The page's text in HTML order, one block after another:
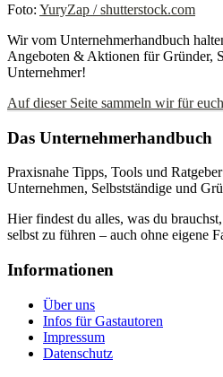
Foto: YuryZap / shutterstock.com
Wir vom Unternehmerhandbuch
Angeboten & Aktionen für Gründer,
Unternehmer!
Auf dieser Seite sammeln wir für
Das Unternehmerhandbuch
Praxisnahe Tipps, Tools und
Unternehmen, Selbstständige und
Hier findest du alles, was du
selbst zu führen – auch ohne eigene
Informationen
Über uns
Infos für Gastautoren
Impressum
Datenschutz